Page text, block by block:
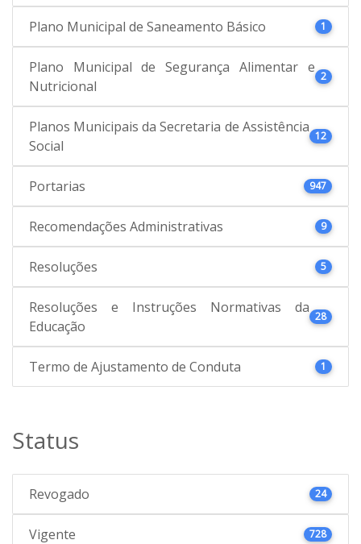
Plano Municipal de Saneamento Básico 1
Plano Municipal de Segurança Alimentar e
Nutricional
2
Planos Municipais da Secretaria de Assistência
Social
12
Portarias 947
Recomendações Administrativas 9
Resoluções 5
Resoluções e Instruções Normativas da
Educação
28
Termo de Ajustamento de Conduta 1
Status
Revogado 24
Vigente 728